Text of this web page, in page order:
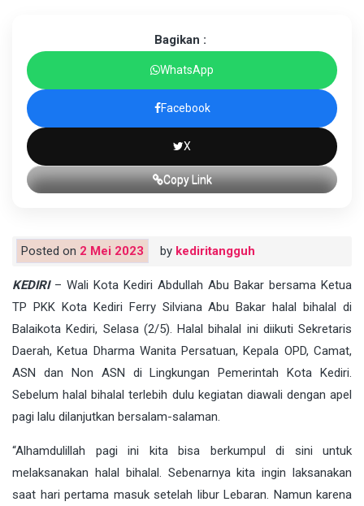
Bagikan :
WhatsApp
Facebook
X
Copy Link
Posted on 2 Mei 2023 by kediritangguh
KEDIRI– Wali Kota Kediri Abdullah Abu Bakar bersama Ketua
TP PKK Kota Kediri Ferry Silviana Abu Bakar halal bihalal di
Balaikota Kediri, Selasa (2/5). Halal bihalal ini diikuti Sekretaris
Daerah, Ketua Dharma Wanita Persatuan, Kepala OPD, Camat,
ASN dan Non ASN di Lingkungan Pemerintah Kota Kediri.
Sebelum halal bihalal terlebih dulu kegiatan diawali dengan apel
pagi lalu dilanjutkan bersalam-salaman.
“Alhamdulillah pagi ini kita bisa berkumpul di sini untuk
melaksanakan halal bihalal. Sebenarnya kita ingin laksanakan
saat hari pertama masuk setelah libur Lebaran. Namun karena